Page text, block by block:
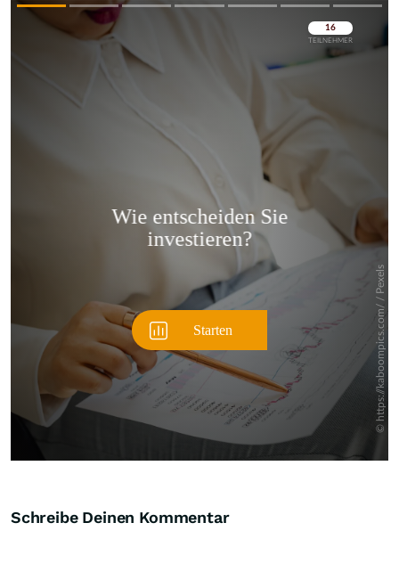
Überspringen
Überspringen
Schreibe Deinen Kommentar